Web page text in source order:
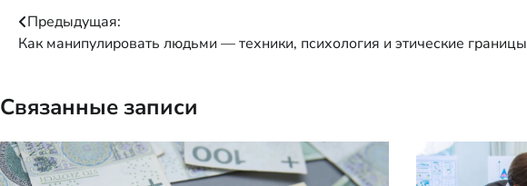
Навигация
Предыдущая:
Как манипулировать людьми — техники, психология и этические границы
Связанные записи